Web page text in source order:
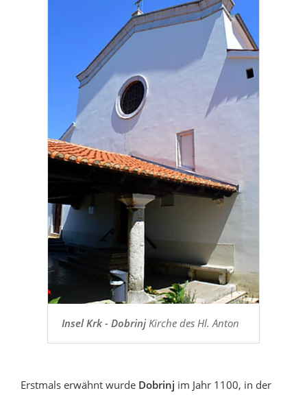
Insel Krk - DobrinjKirche des Hl. Anton
Erstmals erwähnt wurde Dobrinj im Jahr 1100, in der